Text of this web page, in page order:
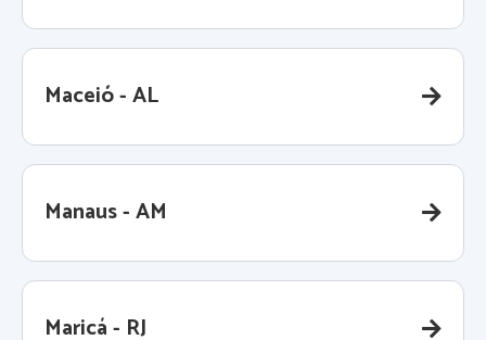
Maceió - AL
Manaus - AM
Maricá - RJ